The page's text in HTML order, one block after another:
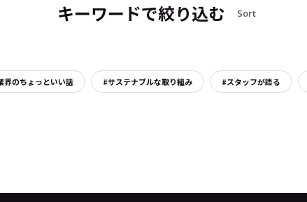
キーワードで絞り込む Sort
界のちょっといい話 #サステナブルな取り組み #スタッフが語る